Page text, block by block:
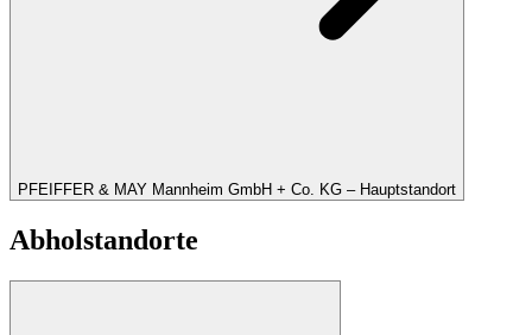
PFEIFFER & MAY Mannheim GmbH + Co. KG – Hauptstandort
Abholstandorte